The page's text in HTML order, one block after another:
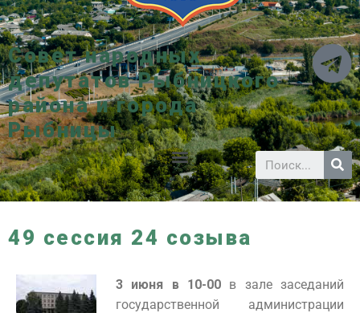
Совет народных
депутатов Рыбницкого
района и города
Рыбницы
49 сессия 24 созыва
3 июня в 10-00 в зале заседаний
государственной администрации